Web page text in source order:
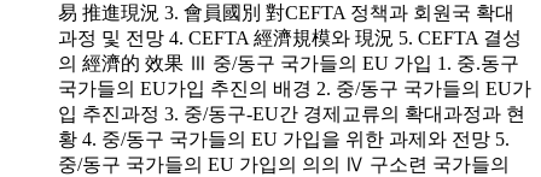
易 推進現況 3. 會員國別 對CEFTA 정책과 회원국 확대
과정 및 전망 4. CEFTA 經濟規模와 現況 5. CEFTA 결성
의 經濟的 效果 Ⅲ 중/동구 국가들의 EU 가입 1. 중.동구
국가들의 EU가입 추진의 배경 2. 중/동구 국가들의 EU가
입 추진과정 3. 중/동구-EU간 경제교류의 확대과정과 현
황 4. 중/동구 국가들의 EU 가입을 위한 과제와 전망 5.
중/동구 국가들의 EU 가입의 의의 Ⅳ 구소련 국가들의